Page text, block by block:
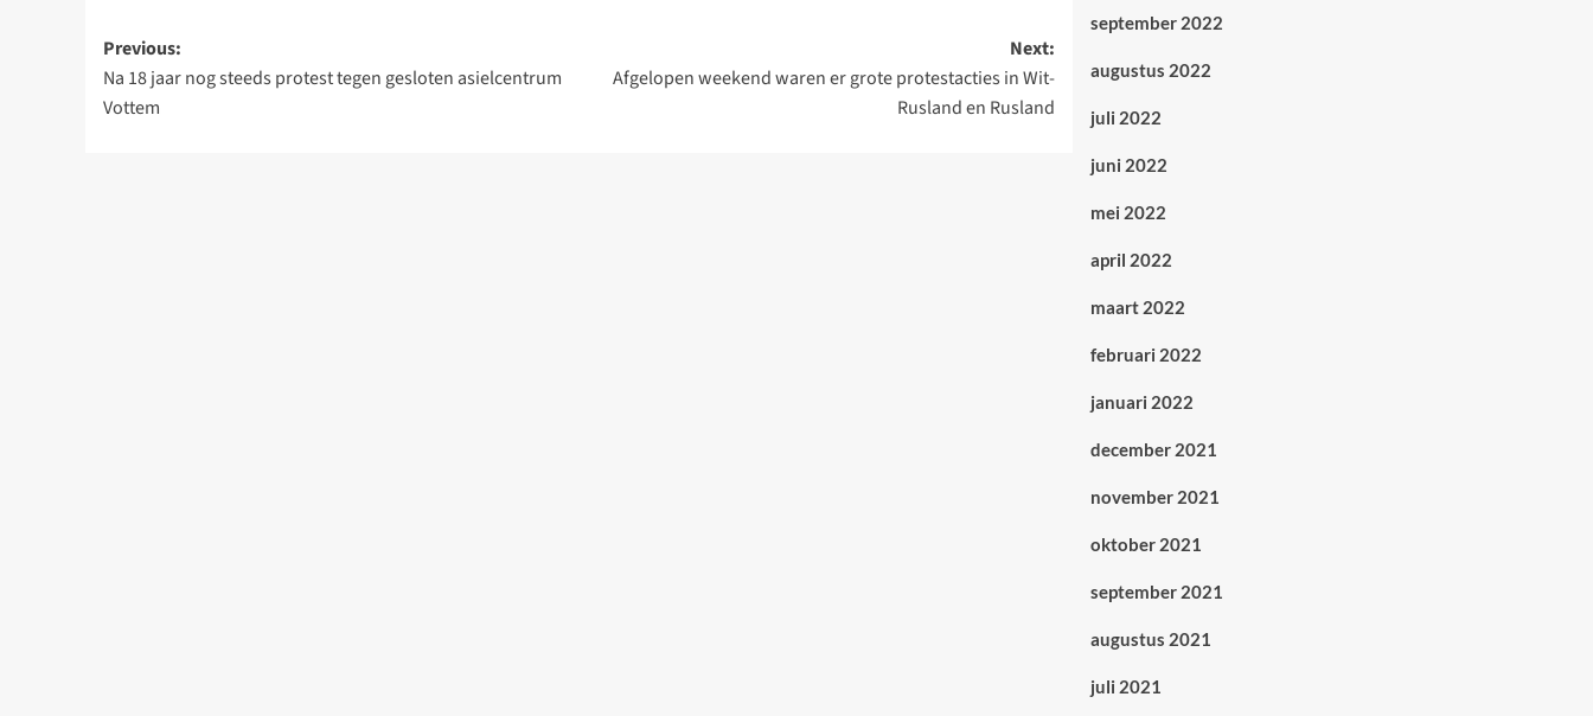
Post
navigation
Previous:
Na 18 jaar nog steeds protest tegen gesloten asielcentrum
Vottem
Next:
Afgelopen weekend waren er grote protestacties in Wit-
Rusland en Rusland
september 2022
augustus 2022
juli 2022
juni 2022
mei 2022
april 2022
maart 2022
februari 2022
januari 2022
december 2021
november 2021
oktober 2021
september 2021
augustus 2021
juli 2021